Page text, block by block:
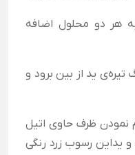
هر دو محلول اضافه
ید از بین برود و
نمودن ظرف حاوی اتیل
یداین رسوب زرد رنگی